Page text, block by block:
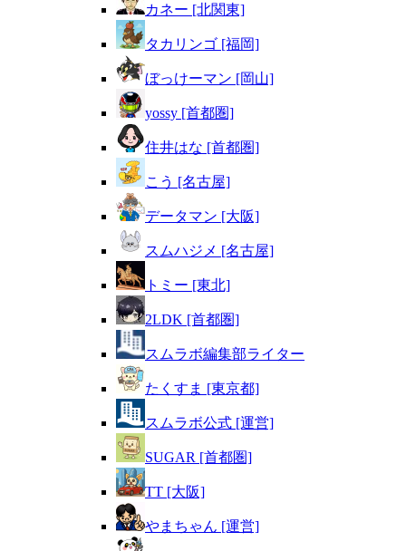
カネー [北関東]
タカリンゴ [福岡]
ぼっけーマン [岡山]
yossy [首都圏]
住井はな [首都圏]
こう [名古屋]
データマン [大阪]
スムハジメ [名古屋]
トミー [東北]
2LDK [首都圏]
スムラボ編集部ライター
たくすま [東京都]
スムラボ公式 [運営]
SUGAR [首都圏]
TT [大阪]
やまちゃん [運営]